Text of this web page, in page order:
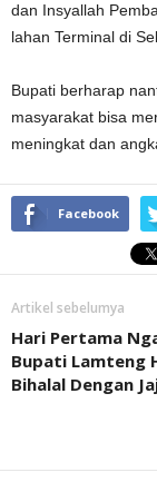
dan Insyallah
lahan Terminal di
Bupati berharap
masyarakat bisa
meningkat dan
Facebook
Artikel sebelumya
Hari Pertama
Bupati Lamteng
Bihalal Dengan